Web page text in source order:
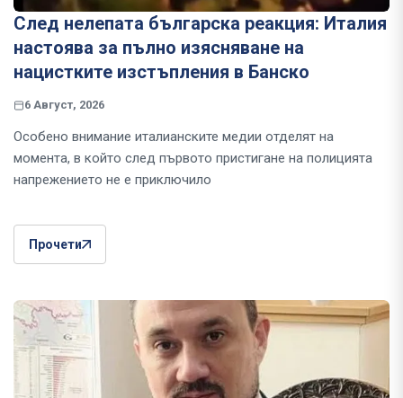
След нелепата българска реакция: Италия
настоява за пълно изясняване на
нацистките изстъпления в Банско
6 Август, 2026
Особено внимание италианските медии отделят на
момента, в който след първото пристигане на полицията
напрежението не е приключило
Прочети